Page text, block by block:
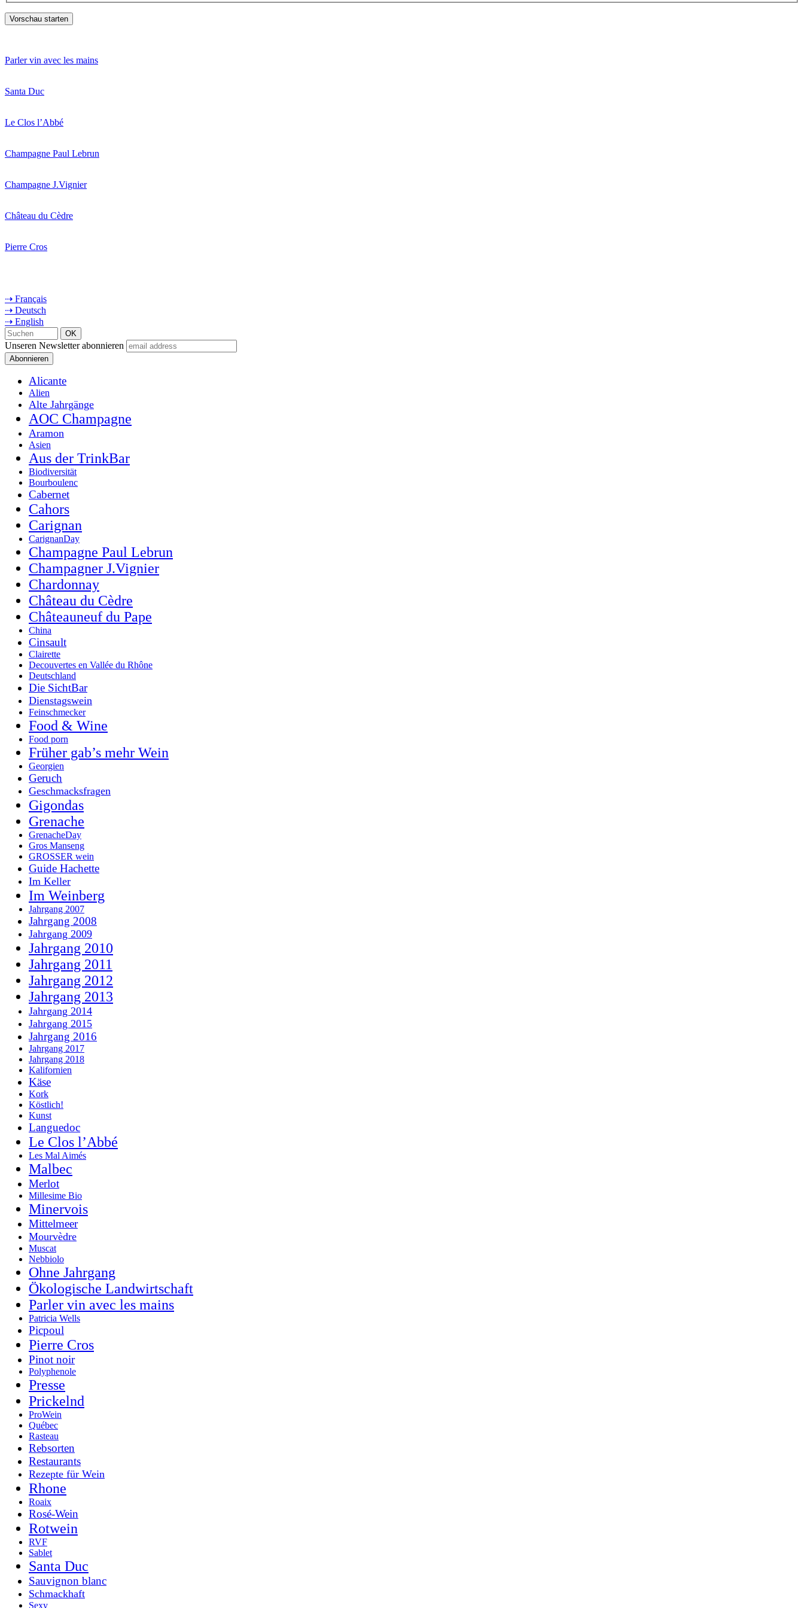
Parler vin avec les mains
Santa Duc
Le Clos l’Abbé
Champagne Paul Lebrun
Champagne J.Vignier
Château du Cèdre
Pierre Cros
⇢ Français
⇢ Deutsch
⇢ English
Unseren Newsletter abonnieren
Alicante
Alien
Alte Jahrgänge
AOC Champagne
Aramon
Asien
Aus der TrinkBar
Biodiversität
Bourboulenc
Cabernet
Cahors
Carignan
CarignanDay
Champagne Paul Lebrun
Champagner J.Vignier
Chardonnay
Château du Cèdre
Châteauneuf du Pape
China
Cinsault
Clairette
Decouvertes en Vallée du Rhône
Deutschland
Die SichtBar
Dienstagswein
Feinschmecker
Food & Wine
Food porn
Früher gab’s mehr Wein
Georgien
Geruch
Geschmacksfragen
Gigondas
Grenache
GrenacheDay
Gros Manseng
GROSSER wein
Guide Hachette
Im Keller
Im Weinberg
Jahrgang 2007
Jahrgang 2008
Jahrgang 2009
Jahrgang 2010
Jahrgang 2011
Jahrgang 2012
Jahrgang 2013
Jahrgang 2014
Jahrgang 2015
Jahrgang 2016
Jahrgang 2017
Jahrgang 2018
Kalifornien
Käse
Kork
Köstlich!
Kunst
Languedoc
Le Clos l’Abbé
Les Mal Aimés
Malbec
Merlot
Millesime Bio
Minervois
Mittelmeer
Mourvèdre
Muscat
Nebbiolo
Ohne Jahrgang
Ökologische Landwirtschaft
Parler vin avec les mains
Patricia Wells
Picpoul
Pierre Cros
Pinot noir
Polyphenole
Presse
Prickelnd
ProWein
Québec
Rasteau
Rebsorten
Restaurants
Rezepte für Wein
Rhone
Roaix
Rosé-Wein
Rotwein
RVF
Sablet
Santa Duc
Sauvignon blanc
Schmackhaft
Sexy